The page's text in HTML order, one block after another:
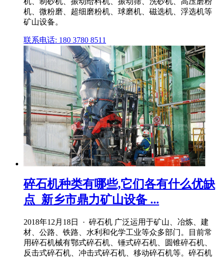
机、微粉磨、超细磨粉机、球磨机、磁选机、浮选机等
矿山设备。
联系电话: 180 3780 8511
碎石机种类有哪些,它们各有什么优缺
点_新乡市鼎力矿山设备 ...
2018年12月18日 · 碎石机 广泛运用于矿山、冶炼、建
材、公路、铁路、水利和化学工业等众多部门。目前常
用碎石机械有鄂式碎石机、锤式碎石机、圆锥碎石机、
反击式碎石机、冲击式碎石机、移动碎石机等。碎石机